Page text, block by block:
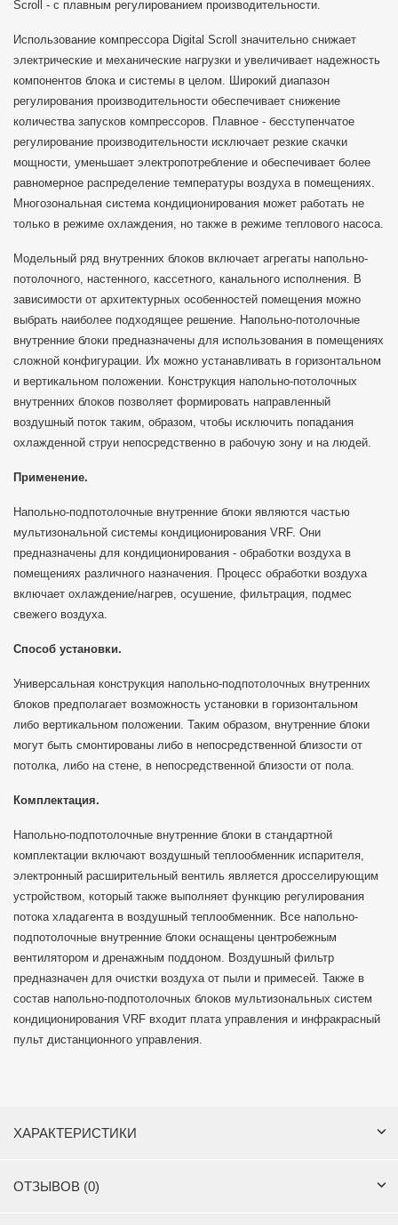
Scroll - с плавным регулированием производительности.
Использование компрессора Digital Scroll значительно снижает
электрические и механические нагрузки и увеличивает надежность
компонентов блока и системы в целом. Широкий диапазон
регулирования производительности обеспечивает снижение
количества запусков компрессоров. Плавное - бесступенчатое
регулирование производительности исключает резкие скачки
мощности, уменьшает электропотребление и обеспечивает более
равномерное распределение температуры воздуха в помещениях.
Многозональная система кондиционирования может работать не
только в режиме охлаждения, но также в режиме теплового насоса.
Модельный ряд внутренних блоков включает агрегаты напольно-
потолочного, настенного, кассетного, канального исполнения. В
зависимости от архитектурных особенностей помещения можно
выбрать наиболее подходящее решение. Напольно-потолочные
внутренние блоки предназначены для использования в помещениях
сложной конфигурации. Их можно устанавливать в горизонтальном
и вертикальном положении. Конструкция напольно-потолочных
внутренних блоков позволяет формировать направленный
воздушный поток таким, образом, чтобы исключить попадания
охлажденной струи непосредственно в рабочую зону и на людей.
Применение.
Напольно-подпотолочные внутренние блоки являются частью
мультизональной системы кондиционирования VRF. Они
предназначены для кондиционирования - обработки воздуха в
помещениях различного назначения. Процесс обработки воздуха
включает охлаждение/нагрев, осушение, фильтрация, подмес
свежего воздуха.
Способ установки.
Универсальная конструкция напольно-подпотолочных внутренних
блоков предполагает возможность установки в горизонтальном
либо вертикальном положении. Таким образом, внутренние блоки
могут быть смонтированы либо в непосредственной близости от
потолка, либо на стене, в непосредственной близости от пола.
Комплектация.
Напольно-подпотолочные внутренние блоки в стандартной
комплектации включают воздушный теплообменник испарителя,
электронный расширительный вентиль является дросселирующим
устройством, который также выполняет функцию регулирования
потока хладагента в воздушный теплообменник. Все напольно-
подпотолочные внутренние блоки оснащены центробежным
вентилятором и дренажным поддоном. Воздушный фильтр
предназначен для очистки воздуха от пыли и примесей. Также в
состав напольно-подпотолочных блоков мультизональных систем
кондиционирования VRF входит плата управления и инфракрасный
пульт дистанционного управления.
ХАРАКТЕРИСТИКИ
ОТЗЫВОВ (0)